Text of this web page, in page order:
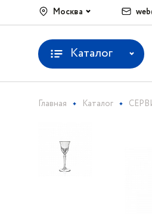
Москва
Каталог
Главная Каталог